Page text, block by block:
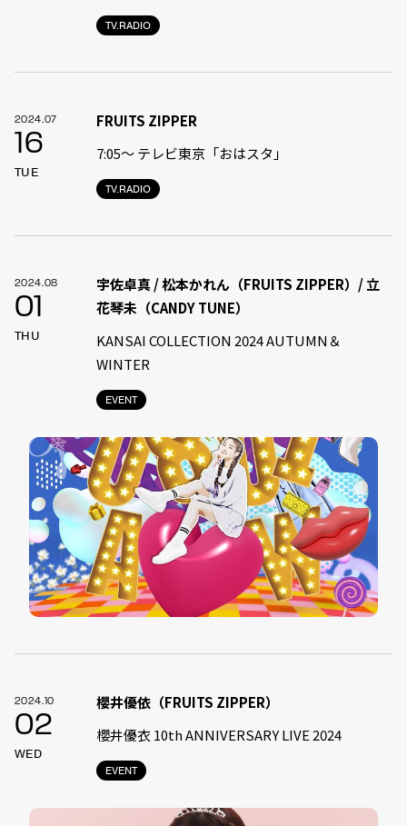
TV.RADIO
2024.07
16
TUE
TV.RADIO
FRUITS ZIPPER
7:05〜 テレビ東京「おはスタ」
2024.08
01
THU
EVENT
宇佐卓真 / 松本かれん（FRUITS ZIPPER）/ 立
花琴未（CANDY TUNE）
KANSAI COLLECTION 2024 AUTUMN＆
WINTER
2024.10
02
WED
EVENT
櫻井優依（FRUITS ZIPPER）
櫻井優衣 10th ANNIVERSARY LIVE 2024